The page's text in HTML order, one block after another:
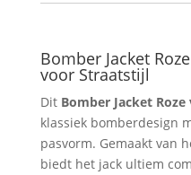
Kleur
aantal
Bomber Jacket
voor Straatstijl
Dit Bomber Jacket
klassiek bomberdesign
pasvorm. Gemaakt van
biedt het jack ultiem